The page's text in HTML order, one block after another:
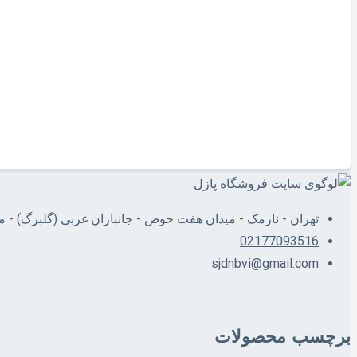
تهران - نارمک - میدان هفت حوض - جانبازان غربی (گلبرگ)
02177093516
sjdnbvi@gmail.com
برچسب محصولات